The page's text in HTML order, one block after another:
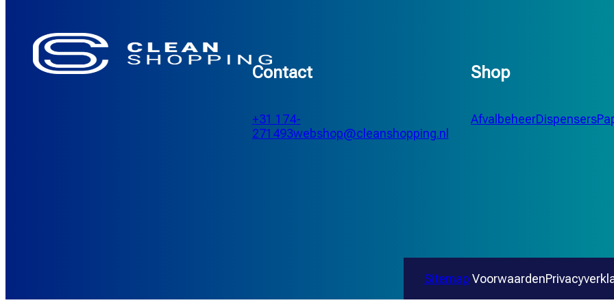
Contact
+31 174-
271493webshop@cleanshopping.nl
Shop
AfvalbeheerDispensers
Sitemap Voorwaarden